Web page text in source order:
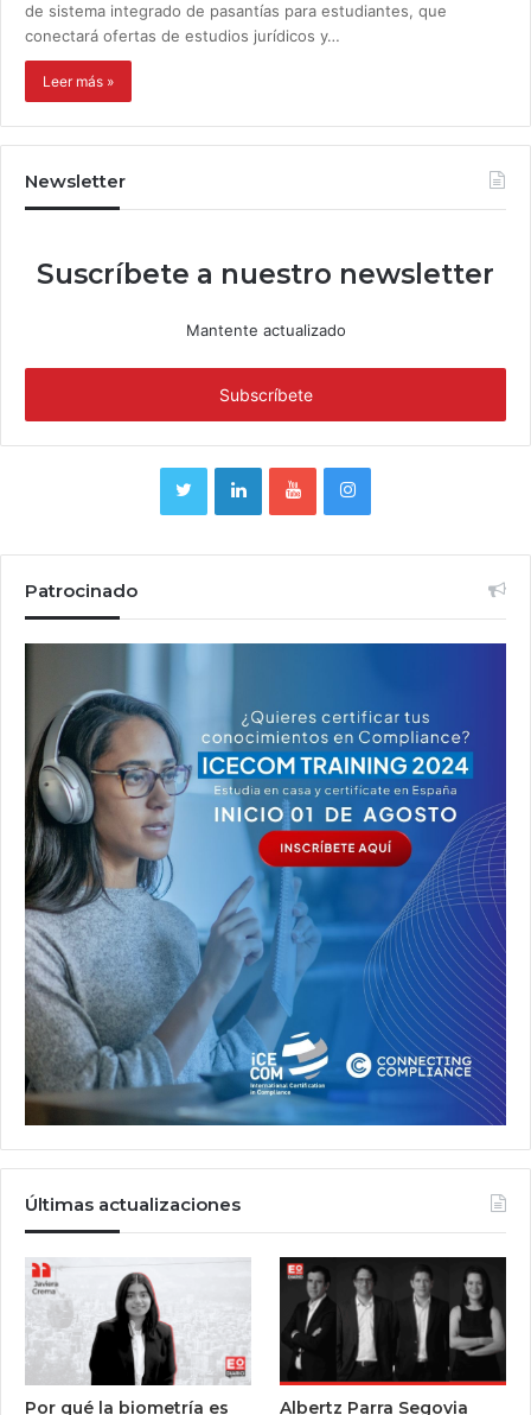
de sistema integrado de pasantías para estudiantes, que
conectará ofertas de estudios jurídicos y…
Leer más »
Newsletter
Suscríbete a nuestro newsletter
Mantente actualizado
Patrocinado
Últimas actualizaciones
Por qué la biometría es Albertz Parra Segovia